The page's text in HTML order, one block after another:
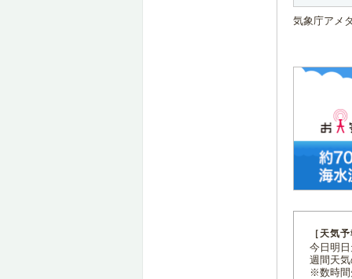
気象庁アメ
［天気
今日明
週間天
※数時間